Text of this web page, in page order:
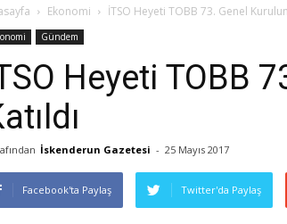
Ekonomi İTSO Heyeti TOBB 73. Genel
Gündem
Heyeti TOBB
İskenderun Gazetesi - 25 Mayıs 2017
Facebook'ta Paylaş Twitter'da Paylaş